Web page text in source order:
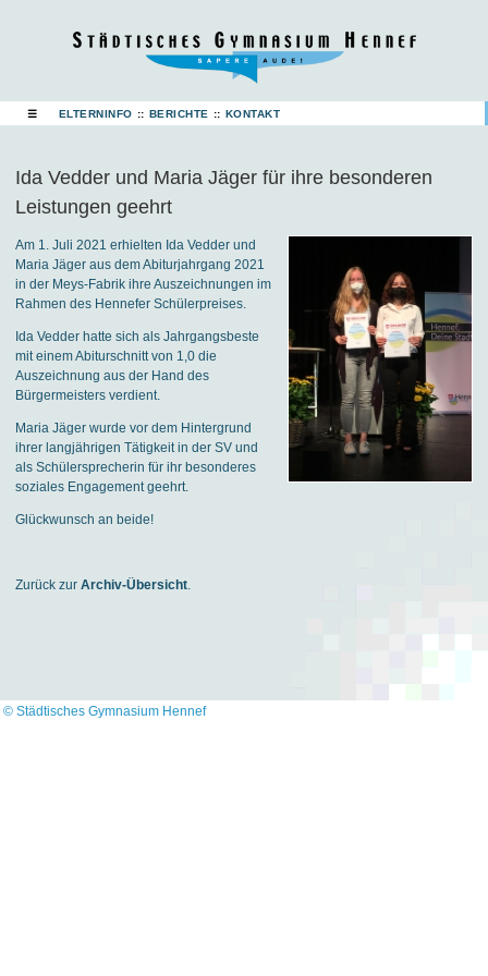
☰ ELTERNINFO :: BERICHTE :: KONTAKT
Ida Vedder und Maria Jäger für ihre besonderen
Leistungen geehrt
Am 1. Juli 2021 erhielten Ida Vedder und
Maria Jäger aus dem Abiturjahrgang 2021
in der Meys-Fabrik ihre Auszeichnungen im
Rahmen des Hennefer Schülerpreises.
Ida Vedder hatte sich als Jahrgangsbeste
mit einem Abiturschnitt von 1,0 die
Auszeichnung aus der Hand des
Bürgermeisters verdient.
Maria Jäger wurde vor dem Hintergrund
ihrer langjährigen Tätigkeit in der SV und
als Schülersprecherin für ihr besonderes
soziales Engagement geehrt.
Glückwunsch an beide!
Zurück zur Archiv-Übersicht
© Städtisches Gymnasium Hennef